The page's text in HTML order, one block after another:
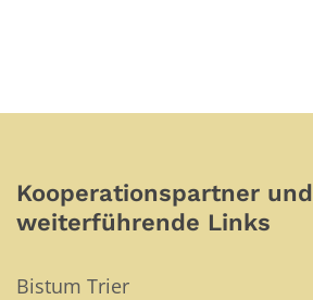
Kooperationspartner und
weiterführende Links
Bistum Trier